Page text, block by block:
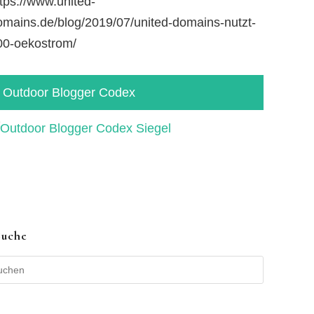
blog/2019/07/united-domains-nutzt-
oekostrom/
Outdoor Blogger Codex